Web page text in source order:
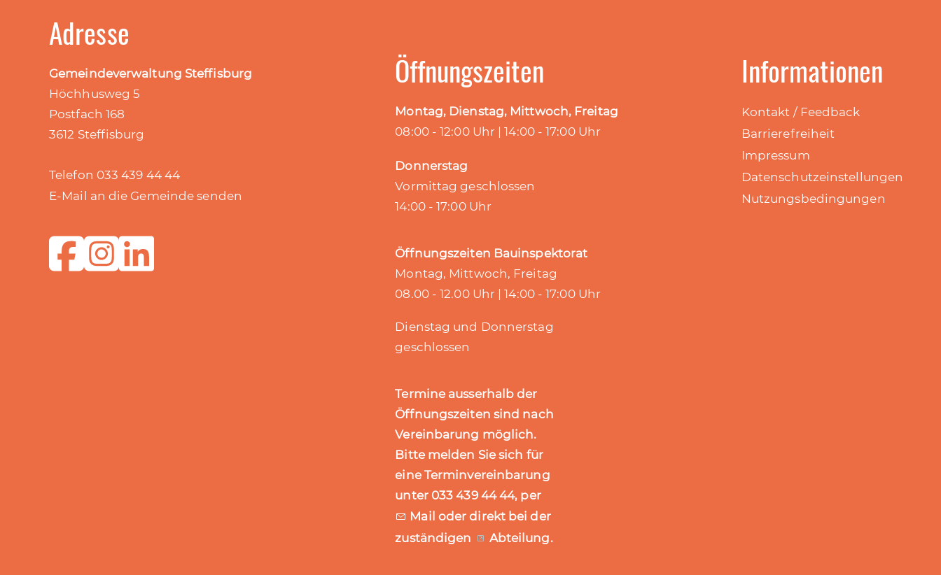
Adresse
Gemeindeverwaltung Steffisburg
Höchhusweg 5
Postfach 168
3612 Steffisburg
Telefon 033 439 44 44
E-Mail an die Gemeinde senden
Öffnungszeiten
Montag, Dienstag, Mittwoch, Freitag
08:00 - 12:00 Uhr | 14:00 - 17:00 Uhr
Donnerstag
Vormittag geschlossen
14:00 - 17:00 Uhr
Öffnungszeiten Bauinspektorat
Montag, Mittwoch, Freitag
08.00 - 12.00 Uhr | 14:00 - 17:00 Uhr
Dienstag und Donnerstag
geschlossen
Termine ausserhalb der
Öffnungszeiten sind nach
Vereinbarung möglich.
Bitte melden Sie sich für
eine Terminvereinbarung
unter 033 439 44 44, per
Mail oder direkt bei der
zuständigen
Abteilung.
Informationen
Kontakt / Feedback
Barrierefreiheit
Impressum
Datenschutzeinstellungen
Nutzungsbedingungen